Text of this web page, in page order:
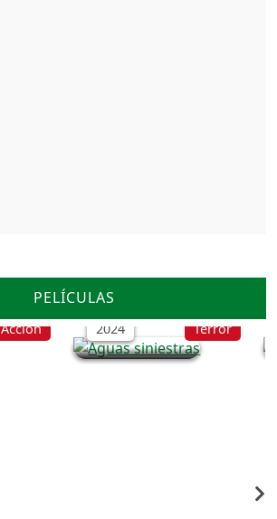
PELÍCULAS
Acción
Aguas siniestras
2024 Terror